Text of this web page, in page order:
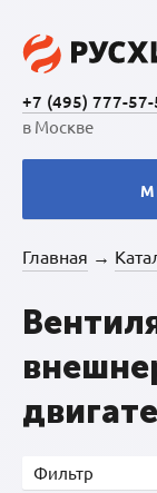
+7 (495) 777-57-
в Москве
Главная →
Фильтр